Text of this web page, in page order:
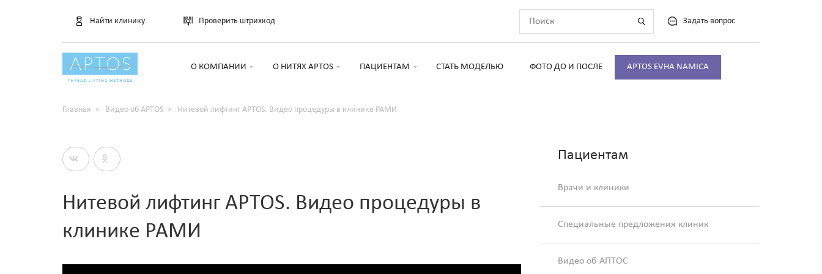
Найти клинику Проверить штрихкод Задать вопрос
О КОМПАНИИ О НИТЯХ APTOS ПАЦИЕНТАМ СТАТЬ МОДЕЛЬЮ ФОТО ДО И ПОСЛЕ APTOS EVHA NAMICA
Главная Видео об APTOS Нитевой лифтинг APTOS. Видео процедуры в клинике РАМИ
Нитевой лифтинг APTOS. Видео процедуры в
клинике РАМИ
Пациентам
Врачи и клиники
Специальные предложения клиник
Видео об АПТОС